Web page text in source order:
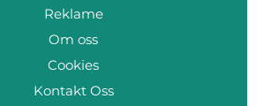
Reklame
Om oss
Cookies
Kontakt Oss